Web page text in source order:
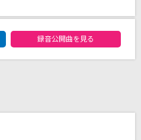
エントリーランキング
録音公開曲を見る